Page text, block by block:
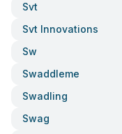
Svt
Svt Innovations
Sw
Swaddleme
Swadling
Swag